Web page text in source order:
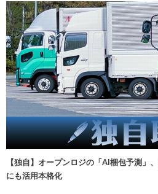
【独自】オープンロジの「AI梱包予測」
にも活用本格化